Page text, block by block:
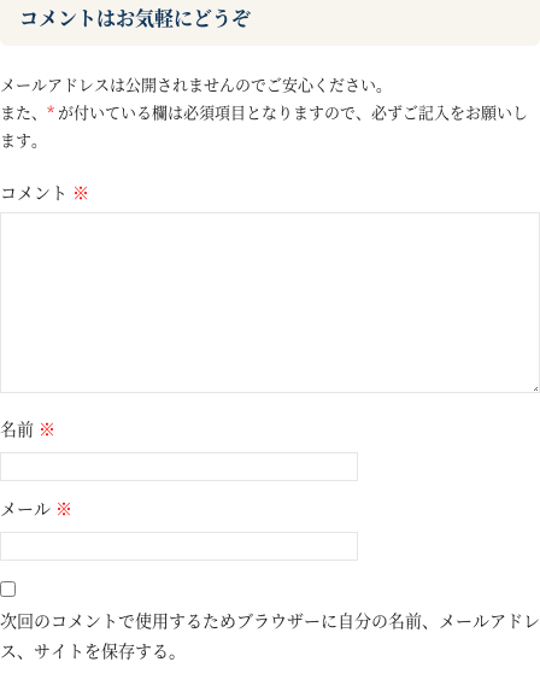
コメントはお気軽にどうぞ
メールアドレスは公開されませんのでご安心ください。
また、 * が付いている欄は必須項目となりますので、必ずご記入をお願いし
ます。
コメント ※
名前 ※
メール ※
次回のコメントで使用するためブラウザーに自分の名前、メールアドレ
ス、サイトを保存する。